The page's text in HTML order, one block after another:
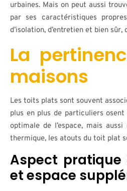
urbaines. Mais on peut aussi
par ses caractéristiques
d’isolation, d’entretien et bien sûr,
La
maisons
Les toits plats sont souvent
plus en plus de particuliers
optimale de l’espace, mais
thermique, les atouts du toit plat
Aspect pratique
et espace